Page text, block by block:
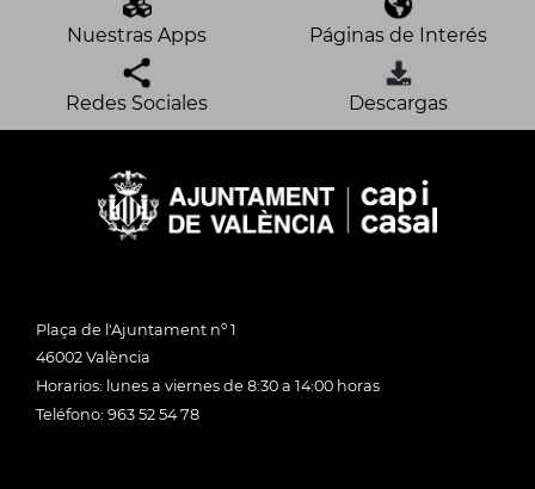
Nuestras Apps Páginas de Interés
Redes Sociales Descargas
Plaça de l'Ajuntament nº 1
46002 València
Horarios: lunes a viernes de 8:30 a 14:00 horas
Teléfono: 963 52 54 78